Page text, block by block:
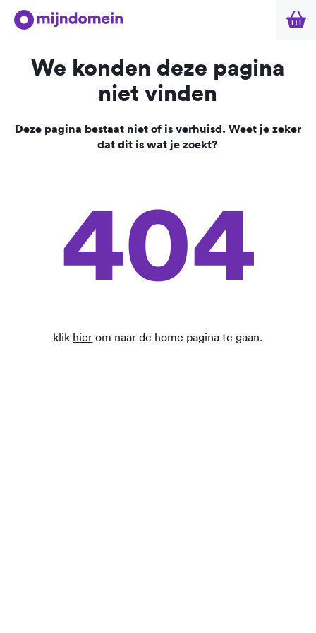
We konden deze pagina
niet vinden
Deze pagina bestaat niet of is verhuisd. Weet je zeker
dat dit is wat je zoekt?
404
klik hier om naar de home pagina te gaan.